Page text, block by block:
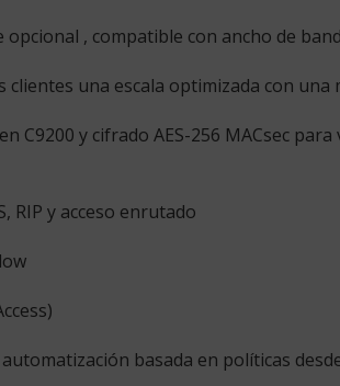
opcional , compatible con ancho de
clientes una escala optimizada con
y cifrado AES-256 MACsec
RIP y acceso enrutado
basada en políticas